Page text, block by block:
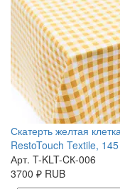
Скатерть желтая
RestoTouch Textile,
Арт. T-KLT-CК-006
3700 ₽ RUB